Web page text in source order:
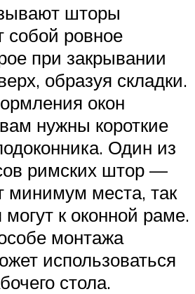
шторы
собой ровное
при закрывании
образуя складки.
окон
нужны короткие
Один из
римских штор —
минимум места, так
могут к оконной раме.
монтажа
использоваться
стола.